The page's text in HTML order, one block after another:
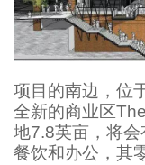
项目的南边，位
全新的商业区
地7.8英亩，将会
餐饮和办公，其